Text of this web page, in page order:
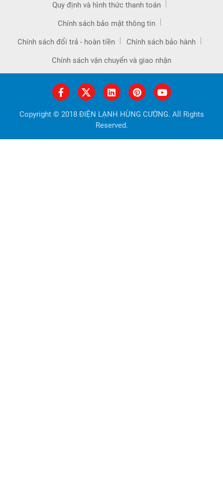
Quy định và hình thức thanh toán
Chính sách bảo mật thông tin
Chính sách đổi trả - hoàn tiền Chính sách bảo hành
Chính sách vận chuyển và giao nhận
Copyright © 2018 ĐIỆN LẠNH HÙNG CƯỜNG. All Rights
Reserved.